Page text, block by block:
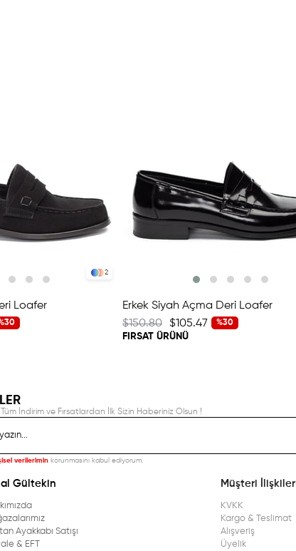
2
Loafer Erkek Siyah Açma Deri Loafer
%30
$105.47
$150.80
FIRSAT ÜRÜNÜ
İndirim ve Fırsatlardan İlk Sizin Haberiniz Olsun !
verilerimin korunmasını kabul ediyorum.
Gültekin
Ayakkabı Satışı
& EFT
Müşteri İlişkileri
KVKK
Kargo & Teslimat
Alışveriş
Üyelik